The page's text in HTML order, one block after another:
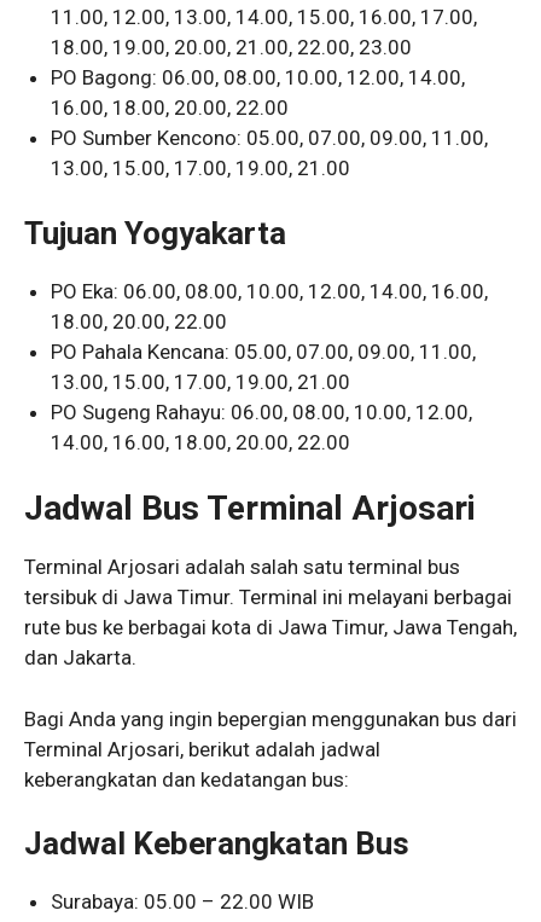
11.00, 12.00, 13.00, 14.00, 15.00, 16.00, 17.00,
18.00, 19.00, 20.00, 21.00, 22.00, 23.00
PO Bagong: 06.00, 08.00, 10.00, 12.00, 14.00,
16.00, 18.00, 20.00, 22.00
PO Sumber Kencono: 05.00, 07.00, 09.00, 11.00,
13.00, 15.00, 17.00, 19.00, 21.00
Tujuan Yogyakarta
PO Eka: 06.00, 08.00, 10.00, 12.00, 14.00, 16.00,
18.00, 20.00, 22.00
PO Pahala Kencana: 05.00, 07.00, 09.00, 11.00,
13.00, 15.00, 17.00, 19.00, 21.00
PO Sugeng Rahayu: 06.00, 08.00, 10.00, 12.00,
14.00, 16.00, 18.00, 20.00, 22.00
Jadwal Bus Terminal Arjosari
Terminal Arjosari adalah salah satu terminal bus
tersibuk di Jawa Timur. Terminal ini melayani berbagai
rute bus ke berbagai kota di Jawa Timur, Jawa Tengah,
dan Jakarta.
Bagi Anda yang ingin bepergian menggunakan bus dari
Terminal Arjosari, berikut adalah jadwal
keberangkatan dan kedatangan bus:
Jadwal Keberangkatan Bus
Surabaya: 05.00 – 22.00 WIB